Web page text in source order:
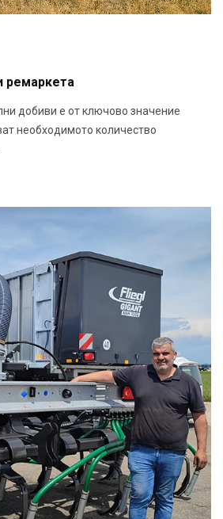
ремаркета
добиви е от ключово значение
необходимото количество